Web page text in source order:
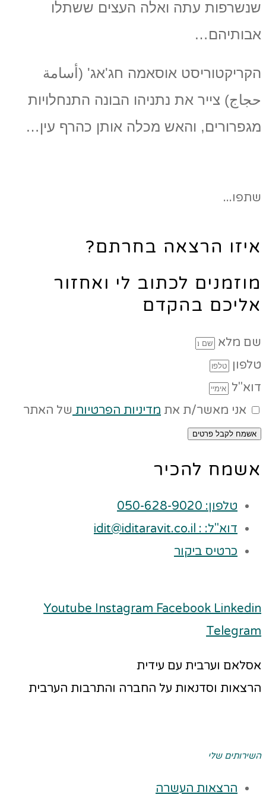
שנשרפות עתה ואלה העצים ששתלו
אבותיהם…
הקריקטוריסט אוסאמה חג'אג' (أسامة
حجاج) צייר את נתניהו הבונה התנחלויות
מגפרורים, והאש מכלה אותן כהרף עין…
שתפו...
איזו הרצאה בחרתם?
מוזמנים לכתוב לי ואחזור
אליכם בהקדם
שם מלא
טלפון
דוא"ל
אני מאשר/ת את מדיניות הפרטיות של האתר
אשמח לקבל פרטים
אשמח להכיר
טלפון: 050-628-9020
דוא"ל: : idit@iditaravit.co.il
כרטיס ביקור
Youtube Instagram Facebook Linkedin
Telegram
אסלאם וערבית עם עידית
הרצאות וסדנאות על החברה והתרבות הערבית
השירותים שלי
הרצאות העשרה